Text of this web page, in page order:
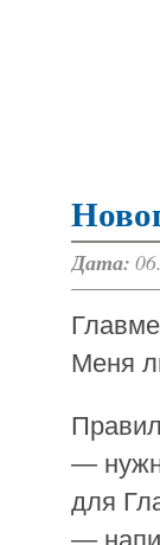
Дата:
Меня
—
для